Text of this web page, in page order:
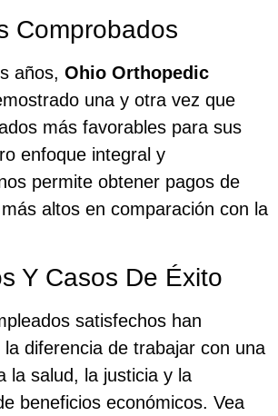
Comprobados
años, Ohio Orthopedic
una y otra vez que
más favorables para sus
enfoque integral y
permite obtener pagos de
altos en comparación con la
Y Casos De Éxito
satisfechos han
diferencia de trabajar con una
la salud, la justicia y la
beneficios económicos. Vea